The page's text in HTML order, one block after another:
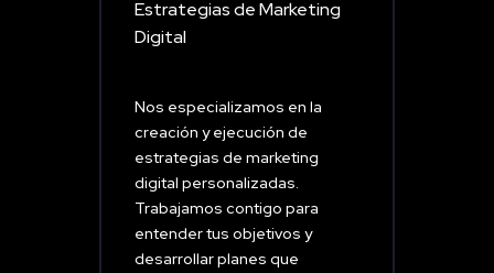
Estrategias de Marketing
Digital
Nos especializamos en la
creación y ejecución de
estrategias de marketing
digital personalizadas.
Trabajamos contigo para
entender tus objetivos y
desarrollar planes que